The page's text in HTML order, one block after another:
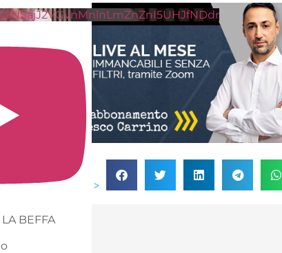
Condividi su >
BEFFA